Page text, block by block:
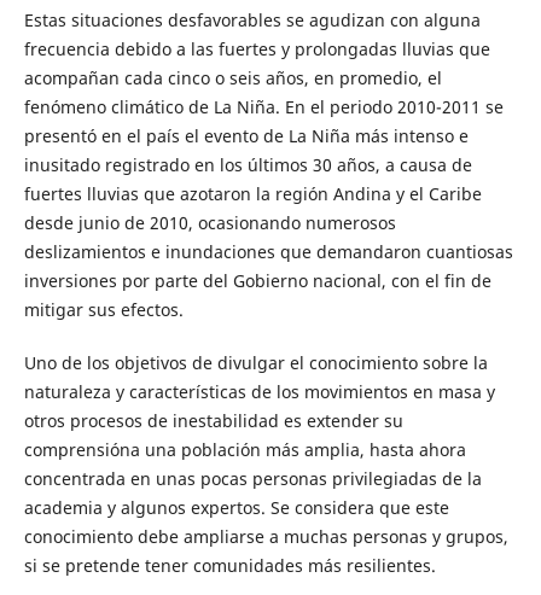
Estas situaciones desfavorables se agudizan con alguna
frecuencia debido a las fuertes y prolongadas lluvias que
acompañan cada cinco o seis años, en promedio, el
fenómeno climático de La Niña. En el periodo 2010-2011 se
presentó en el país el evento de La Niña más intenso e
inusitado registrado en los últimos 30 años, a causa de
fuertes lluvias que azotaron la región Andina y el Caribe
desde junio de 2010, ocasionando numerosos
deslizamientos e inundaciones que demandaron cuantiosas
inversiones por parte del Gobierno nacional, con el fin de
mitigar sus efectos.
Uno de los objetivos de divulgar el conocimiento sobre la
naturaleza y características de los movimientos en masa y
otros procesos de inestabilidad es extender su
comprensióna una población más amplia, hasta ahora
concentrada en unas pocas personas privilegiadas de la
academia y algunos expertos. Se considera que este
conocimiento debe ampliarse a muchas personas y grupos,
si se pretende tener comunidades más resilientes.